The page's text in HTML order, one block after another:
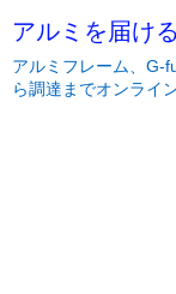
アルミを届け
アルミフレーム、
ら調達までオンライ